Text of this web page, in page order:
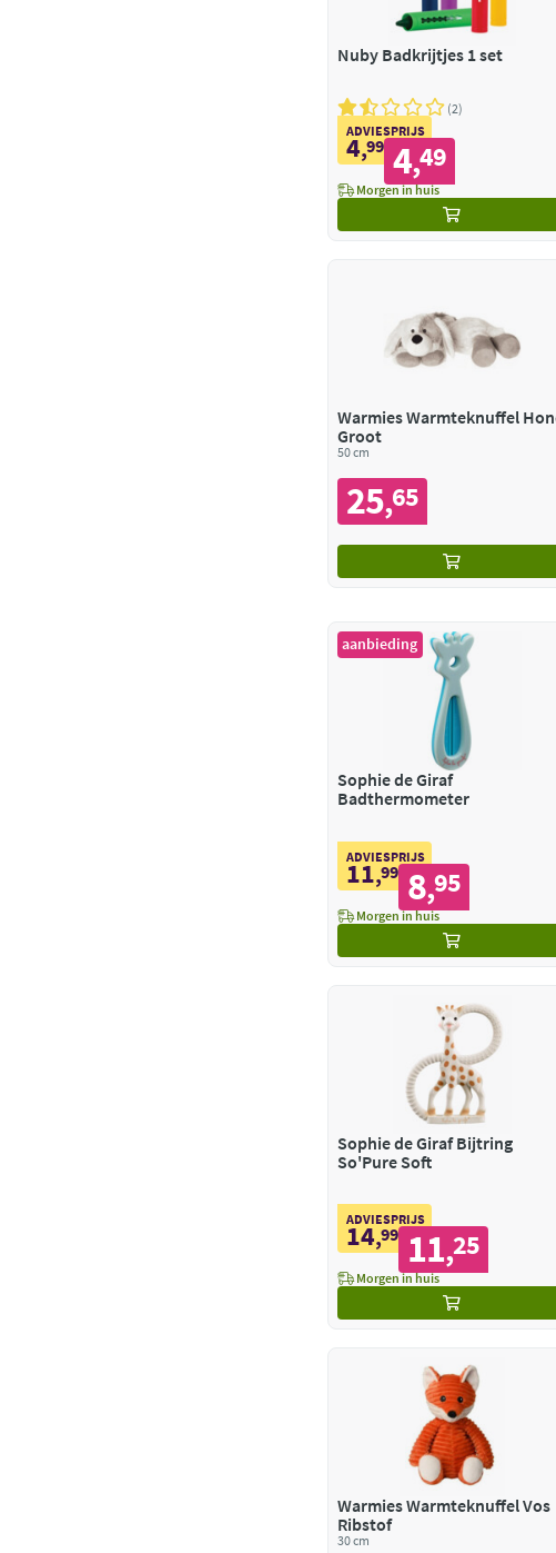
Nuby Badkrijtjes 1 set
2
ADVIESPRIJS
4,99 4,49
Morgen in huis
Warmies Warmteknuffel
Groot
50 cm
25,65
aanbieding
Sophie de Giraf
Badthermometer
ADVIESPRIJS
11,99 8,95
Morgen in huis
Sophie de Giraf Bijtring
So'Pure Soft
ADVIESPRIJS
14,99 11,25
Morgen in huis
Warmies Warmteknuffel Vos
Ribstof
30 cm